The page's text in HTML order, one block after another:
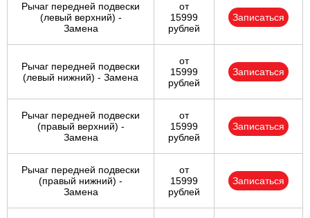
Рычаг передней подвески
(левый верхний) -
Замена
от
15999
рублей
Записаться
Рычаг передней подвески
(левый нижний) - Замена
от
15999
рублей
Записаться
Рычаг передней подвески
(правый верхний) -
Замена
от
15999
рублей
Записаться
Рычаг передней подвески
(правый нижний) -
Замена
от
15999
рублей
Записаться